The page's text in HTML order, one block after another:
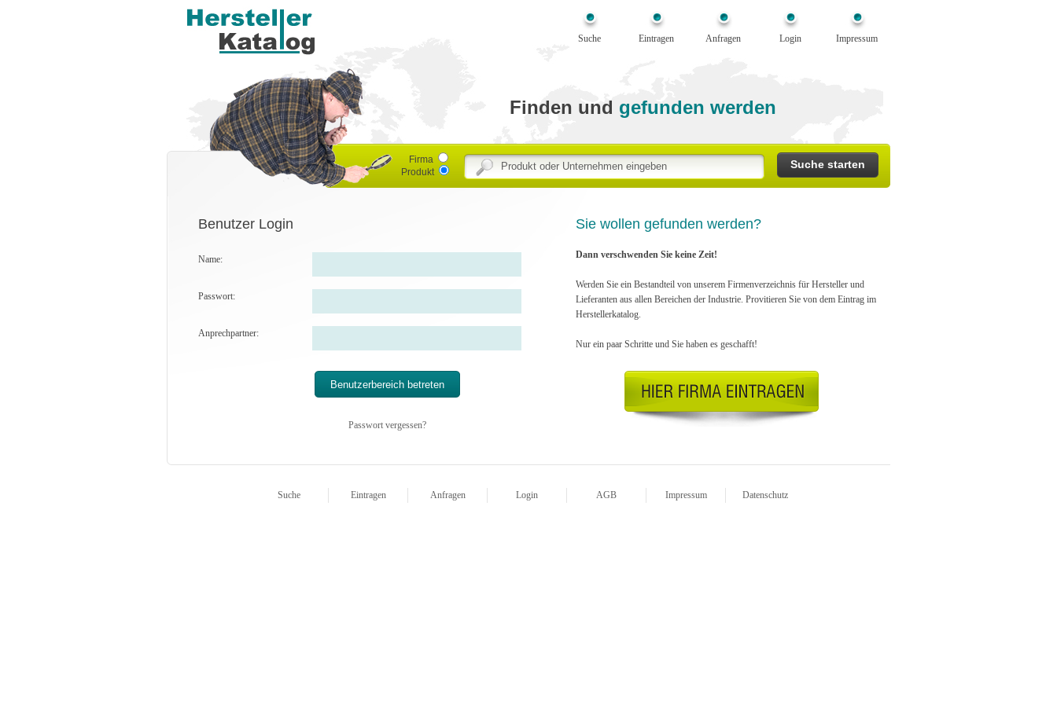
Suche Eintragen Anfragen Login Impressum
Finden und gefunden werden
Firma
Produkt
Benutzer Login
Name:
Passwort:
Anprechpartner:
Passwort vergessen?
Sie wollen gefunden werden?
Dann verschwenden Sie keine Zeit!
Werden Sie ein Bestandteil von unserem Firmenverzeichnis für Hersteller und
Lieferanten aus allen Bereichen der Industrie. Provitieren Sie von dem Eintrag im
Herstellerkatalog.
Nur ein paar Schritte und Sie haben es geschafft!
Suche Eintragen Anfragen Login AGB Impressum Datenschutz